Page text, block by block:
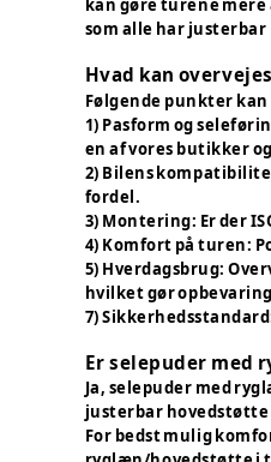
kan gøre turene mere
som alle har
Hvad kan
Følgende punkter
1) Pasform og
en af vores butikker
2) Bilens
fordel.
3) Montering: Er der
4) Komfort på turen:
5) Hverdagsbrug:
hvilket gør
7)
Er selepuder med
Ja, selepuder med
justerbar hovedstøtte
For bedst mulig